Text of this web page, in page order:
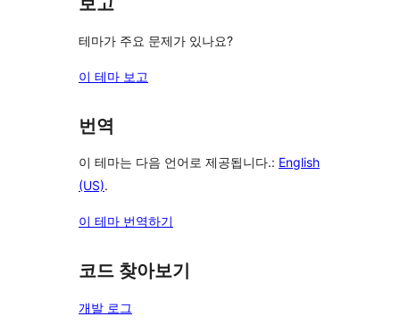
테마가 주요 문제가 있나요?
이 테마 보고
번역
이 테마는 다음 언어로 제공됩니다.: English
(US).
이 테마 번역하기
코드 찾아보기
개발 로그